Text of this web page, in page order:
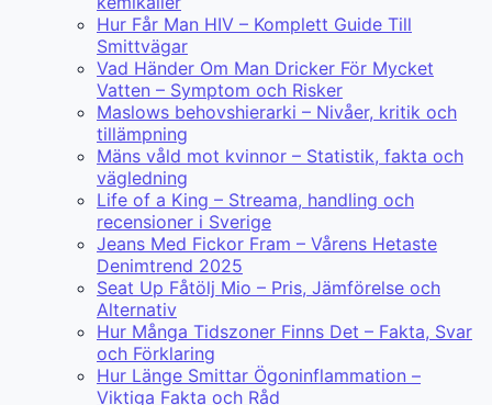
Hur Får Man HIV – Komplett Guide Till
Smittvägar
Vad Händer Om Man Dricker För Mycket
Vatten – Symptom och Risker
Maslows behovshierarki – Nivåer, kritik och
tillämpning
Mäns våld mot kvinnor – Statistik, fakta och
vägledning
Life of a King – Streama, handling och
recensioner i Sverige
Jeans Med Fickor Fram – Vårens Hetaste
Denimtrend 2025
Seat Up Fåtölj Mio – Pris, Jämförelse och
Alternativ
Hur Många Tidszoner Finns Det – Fakta, Svar
och Förklaring
Hur Länge Smittar Ögoninflammation –
Viktiga Fakta och Råd